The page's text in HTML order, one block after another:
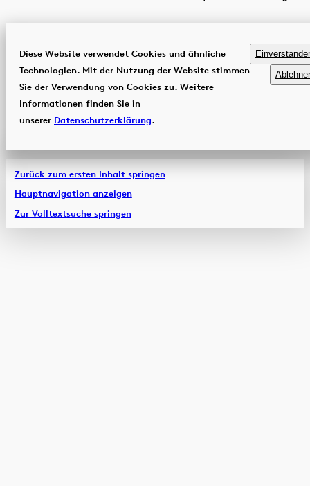
Diese Website verwendet Cookies und ähnliche
Technologien. Mit der Nutzung der Website stimmen
Sie der Verwendung von Cookies zu. Weitere
Informationen finden Sie in
unserer Datenschutzerklärung.
Zurück zum ersten Inhalt springen
Hauptnavigation anzeigen
Zur Volltextsuche springen